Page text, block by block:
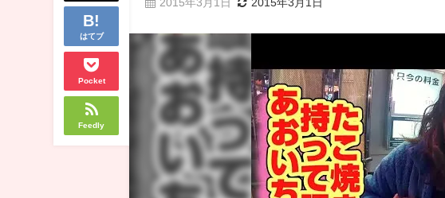
はてブ
Pocket
Feedly
2015年3月1日 2015年3月1日